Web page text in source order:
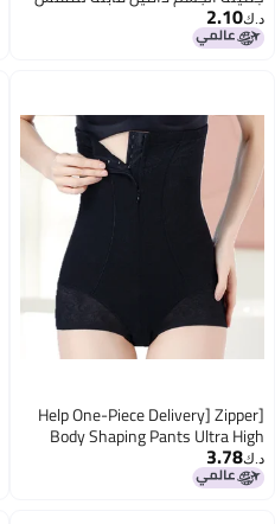
مريحة عالية المرونة بدون seams
قطنية منطقة عارية الشعور
د.ك‏2.10
[Help One-Piece Delivery] Zipper
Body Shaping Pants Ultra High
Waist Belly Contracting
Underwear Plus Size 4Xl Body
د.ك‏3.78